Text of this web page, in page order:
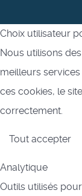
Choix utilisateur
Nous utilisons
meilleurs
ces cookies, le
correctement.
Tout accepter
Analytique
Outils utilisés